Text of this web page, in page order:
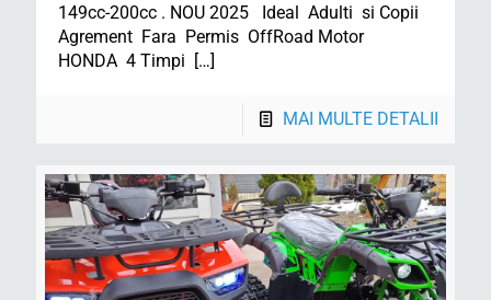
149cc-200cc . NOU 2025 Ideal Adulti si Copii
Agrement Fara Permis OffRoad Motor
HONDA 4 Timpi […]
MAI MULTE DETALII